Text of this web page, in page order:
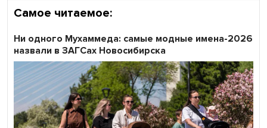
Самое читаемое:
Ни одного Мухаммеда: самые модные имена-2026
назвали в ЗАГСах Новосибирска